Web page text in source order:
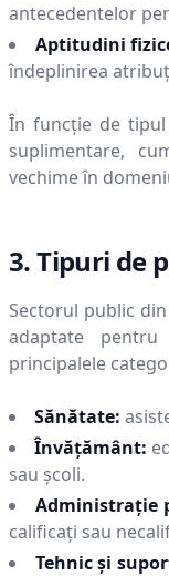
antecedentelor
Aptitudini
îndeplinirea
În funcție de
suplimentare,
vechime în
3. Tipuri de
Sectorul public din
adaptate
principalele
Sănătate:
Învățământ:
sau școli.
Administrație
calificați sau
Tehnic și